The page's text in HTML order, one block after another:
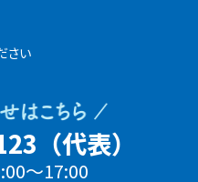
さい
（代表）
～17:00